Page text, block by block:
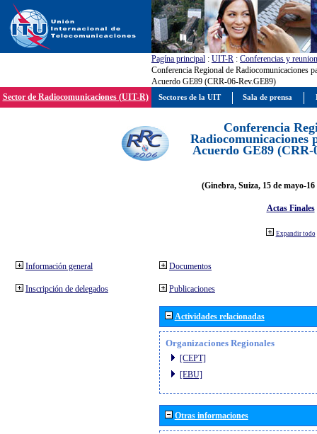
Pagína principal : UIT-R : Conferencias y
Conferencia Regional de Radiocomunicaciones
Acuerdo GE89 (CRR-06-Rev.GE89)
Sector de Radiocomunicaciones (UIT-R)
Conferencia
Radiocomunicaciones
Acuerdo GE89 (CRR-
(Ginebra, Suiza, 15 de mayo-
Actas Finales
Expandir todo
Información general
Inscripción de delegados
Documentos
Publicaciones
Actividades relacionadas
Organizaciones Regionales
[CEPT]
[EBU]
Otras informaciones
Sectores de la UIT Sala de prensa